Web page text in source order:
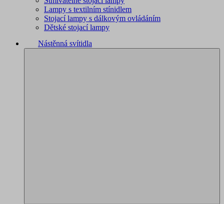
Lampy s textilním stínidlem
Stojací lampy s dálkovým ovládáním
Dětské stojací lampy
Nástěnná svítidla